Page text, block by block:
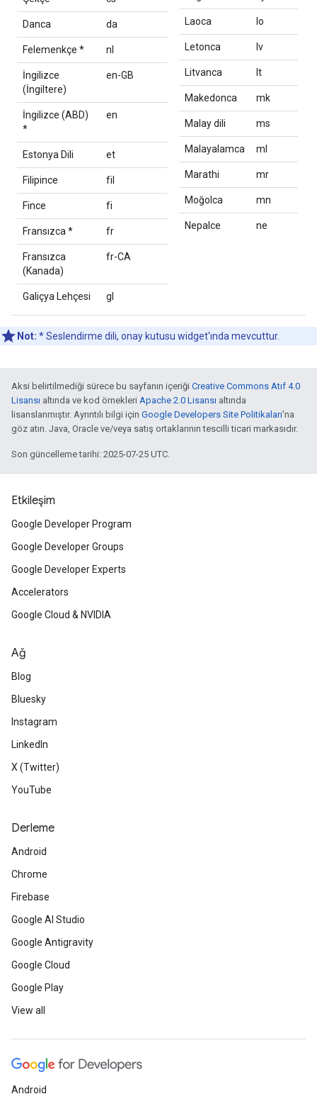
Danca da
Felemenkçe * nl
İngilizce
(İngiltere)
en-GB
İngilizce (ABD)
*
en
Estonya Dili et
Filipince fil
Fince fi
Fransızca * fr
Fransızca
(Kanada)
fr-CA
Galiçya Lehçesi gl
Laoca lo
Letonca lv
Litvanca lt
Makedonca mk
Malay dili ms
Malayalamca ml
Marathi mr
Moğolca mn
Nepalce ne
Not: * Seslendirme dili, onay kutusu widget'ında mevcuttur.
Aksi belirtilmediği sürece bu sayfanın içeriği Creative Commons Atıf 4.0
Lisansı altında ve kod örnekleri Apache 2.0 Lisansı altında
lisanslanmıştır. Ayrıntılı bilgi için Google Developers Site Politikaları'na
göz atın. Java, Oracle ve/veya satış ortaklarının tescilli ticari markasıdır.
Son güncelleme tarihi: 2025-07-25 UTC.
Etkileşim
Google Developer Program
Google Developer Groups
Google Developer Experts
Accelerators
Google Cloud & NVIDIA
Ağ
Blog
Bluesky
Instagram
LinkedIn
X (Twitter)
YouTube
Derleme
Android
Chrome
Firebase
Google AI Studio
Google Antigravity
Google Cloud
Google Play
View all
Android